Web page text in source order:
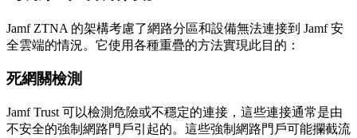
Jamf ZTNA 的架構考慮了網路分區和設備無法連接到 Jamf 安
全雲端的情況。它使用各種重疊的方法實現此目的：
死網關檢測
Jamf Trust 可以檢測危險或不穩定的連接，這些連接通常是由
不安全的強制網路門戶引起的。這些強制網路門戶可能攔截流